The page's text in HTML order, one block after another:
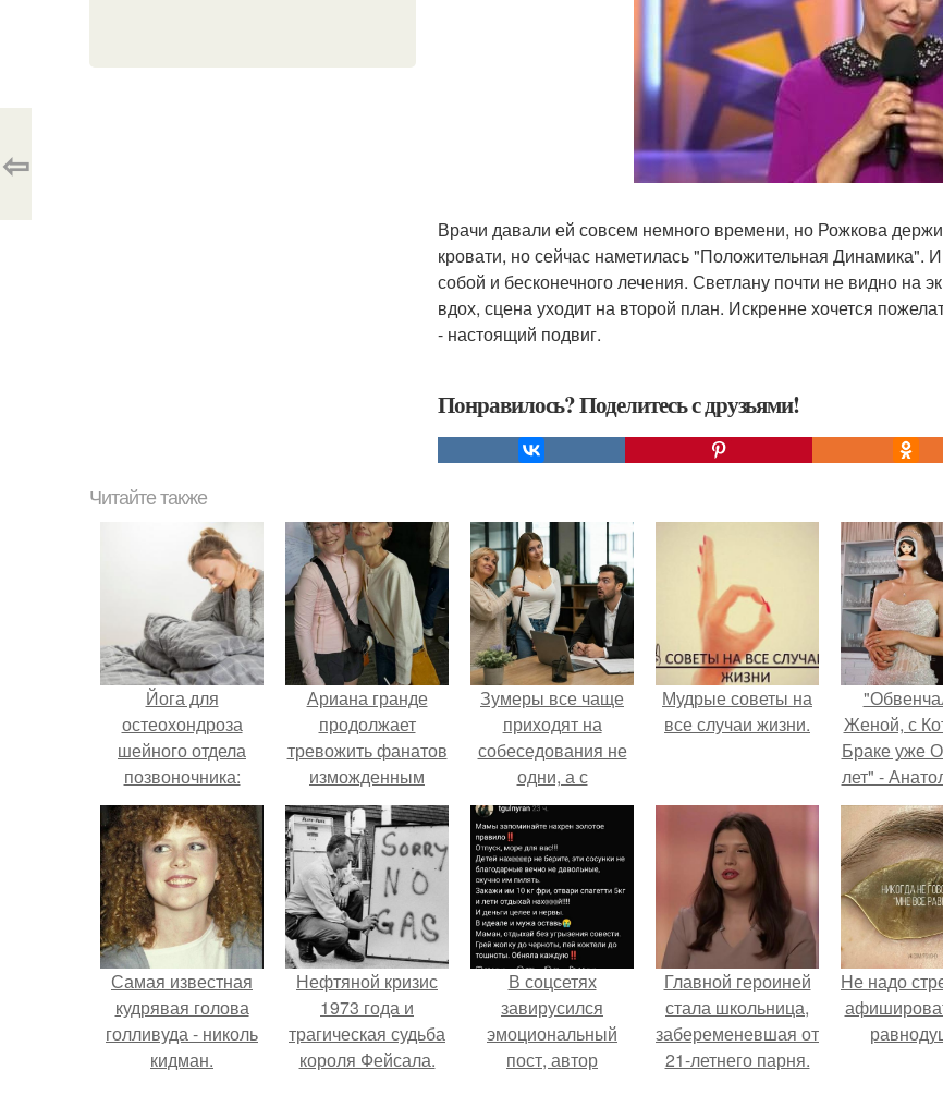
Врачи давали ей совсем немного времени, но Рожкова
кровати, но сейчас наметилась "Положительная Динамика".
собой и бесконечного лечения. Светлану почти не видно на
вдох, сцена уходит на второй план. Искренне хочется
- настоящий подвиг.
Понравилось? Поделитесь с друзьями!
⇦
Читайте также
Йога для
остеохондроза
шейного отдела
позвоночника:
безопасность и
эффективность
Ариана гранде
продолжает
тревожить фанатов
изможденным
Видом.
Зумеры все чаще
приходят на
собеседования не
одни, а с
родителями,
жалуются эйчары.
Мудрые советы на
все случаи жизни.
Женой, с
Браке уже
лет" -
"тайной
Самая известная
кудрявая голова
голливуда - николь
кидман.
Нефтяной кризис
1973 года и
трагическая судьба
короля Фейсала.
В соцсетях
завирусился
эмоциональный
пост, автор
Главной героиней
стала школьница,
забеременевшая от
21-летнего парня.
Hе надо